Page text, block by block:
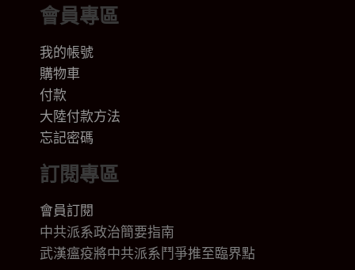
會員專區
我的帳號
購物車
付款
大陸付款方法
忘記密碼
訂閱專區
會員訂閱
中共派系政治簡要指南
武漢瘟疫將中共派系鬥爭推至臨界點